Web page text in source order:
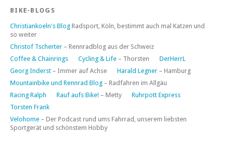
BIKE-BLOGS
Christiankoeln's Blog Radsport, Köln, bestimmt auch mal Katzen und
so weiter
Christof Tscherter – Rennradblog aus der Schweiz
Coffee & Chainrings
Cycling & Life – Thorsten
DerHerrL
Georg Inderst – Immer auf Achse Harald Legner – Hamburg
Mountainbike und Rennrad Blog – Radfahren im Allgäu
Racing Ralph
Rauf aufs Bike! – Metty
Ruhrpott Express
Torsten Frank
Velohome – Der Podcast rund ums Fahrrad, unserem liebsten
Sportgerät und schönstem Hobby